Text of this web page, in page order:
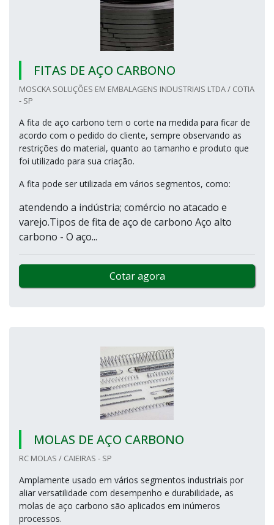
FITAS DE AÇO CARBONO
MOSCKA SOLUÇÕES EM EMBALAGENS INDUSTRIAIS LTDA / COTIA
- SP
A fita de aço carbono tem o corte na medida para ficar de
acordo com o pedido do cliente, sempre observando as
restrições do material, quanto ao tamanho e produto que
foi utilizado para sua criação.
A fita pode ser utilizada em vários segmentos, como:
atendendo a indústria; comércio no atacado e
varejo.Tipos de fita de aço de carbono Aço alto
carbono - O aço...
Cotar agora
MOLAS DE AÇO CARBONO
RC MOLAS / CAIEIRAS - SP
Amplamente usado em vários segmentos industriais por
aliar versatilidade com desempenho e durabilidade, as
molas de aço carbono são aplicados em inúmeros
processos.